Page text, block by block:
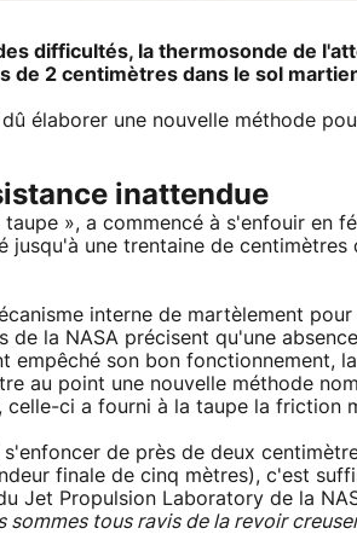
difficultés, la thermosonde de
de 2 centimètres dans le sol
élaborer une nouvelle méthode
inattendue
», a commencé à s'enfouir en
jusqu'à une trentaine de
interne de martèlement
de la NASA précisent qu'une
empêché son bon fonctionnement,
au point une nouvelle méthode
celle-ci a fourni à la taupe la friction
s'enfoncer de près de deux
finale de cinq mètres), c'est
Jet Propulsion Laboratory de la
sommes tous ravis de la revoir